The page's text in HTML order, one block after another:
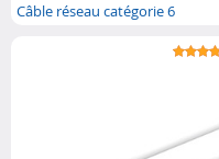
Câble réseau catégorie 6